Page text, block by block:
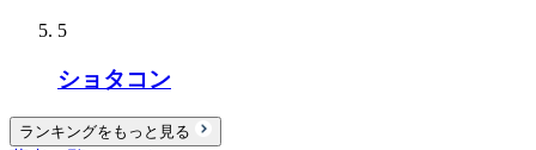
5
ショタコン
ランキングをもっと見る